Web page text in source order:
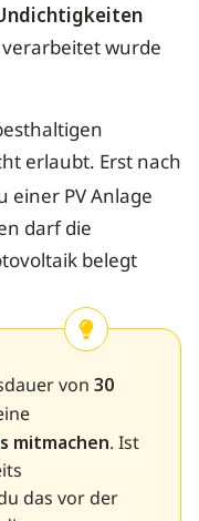
wurde
erlaubt. Erst nach
einer PV Anlage
darf die
belegt
von 30
mitmachen. Ist
das vor der